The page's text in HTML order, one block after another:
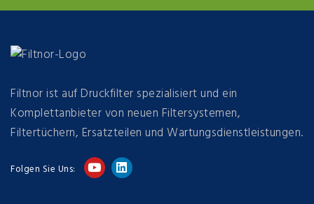
Filtnor ist auf Druckfilter spezialisiert und ein
Komplettanbieter von neuen Filtersystemen,
Filtertüchern, Ersatzteilen und Wartungsdienstleistungen.
Folgen Sie Uns: